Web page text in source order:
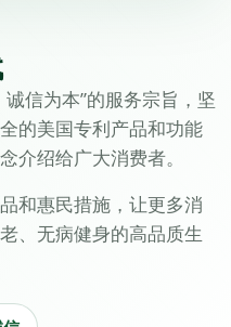
信为本”的服务宗旨，坚
的美国专利产品和功能
介绍给广大消费者。
和惠民措施，让更多消
、无病健身的高品质生